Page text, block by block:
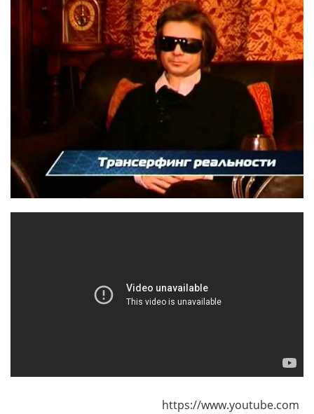
https://www.youtube.com